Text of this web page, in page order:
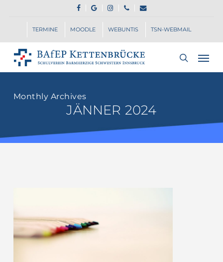
content
FACEBOOK
GOOGLE-
PLUS
INSTAGRAM
PHONEEMAIL
TERMINE MOODLE WEBUNTIS TSN-WEBMAIL
search
Menu
Monthly Archives
JÄNNER 2024
Reformierung
der
Eignungsprüfung